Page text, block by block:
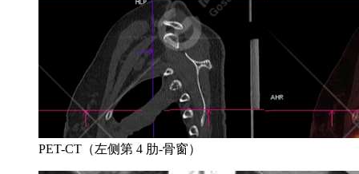
PET-CT（左侧第 4 肋-骨窗）